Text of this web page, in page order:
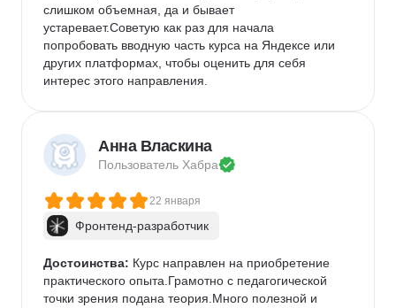
слишком объемная, да и бывает
устаревает.Советую как раз для начала
попробовать вводную часть курса на Яндексе или
других платформах, чтобы оценить для себя
интерес этого направления.
Анна Власкина
Пользователь Хабра
22 января
Фронтенд-разработчик
Достоинства: Курс направлен на приобретение
практического опыта.Грамотно с педагогической
точки зрения подана теория.Много полезной и